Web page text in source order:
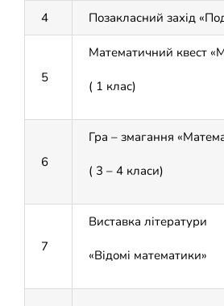
Новий освітній простір
ПРОЗОРІСТЬ ТА ІНФОРМАЦІЙНА
ШКІЛЬНА БІБЛІОТЕКА
4 Позакласний захід
5
Математичний квест
( 1 клас)
6
Гра – змагання
( 3 – 4 класи)
7
Виставка літератури
«Відомі математики»